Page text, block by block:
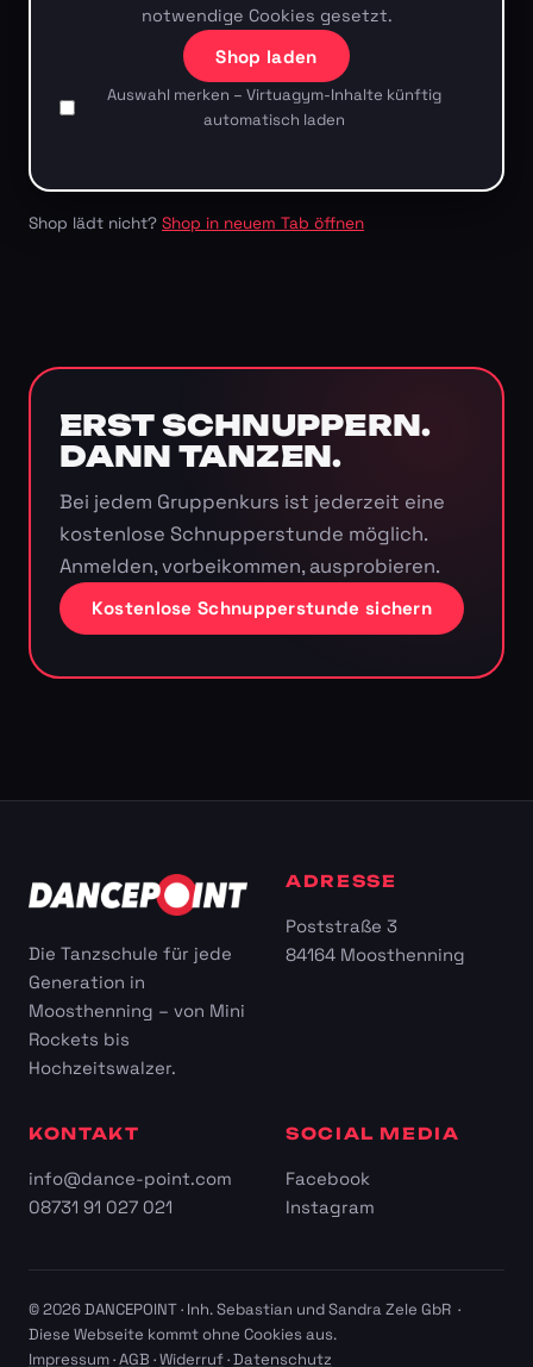
notwendige Cookies gesetzt.
Shop laden
Auswahl merken – Virtuagym-Inhalte künftig
automatisch laden
Shop lädt nicht? Shop in neuem Tab öffnen
ERST SCHNUPPERN.
DANN TANZEN.
Bei jedem Gruppenkurs ist jederzeit eine
kostenlose Schnupperstunde möglich.
Anmelden, vorbeikommen, ausprobieren.
Kostenlose Schnupperstunde sichern
Die Tanzschule für jede
Generation in
Moosthenning – von Mini
Rockets bis
Hochzeitswalzer.
ADRESSE
Poststraße 3
84164 Moosthenning
KONTAKT
info@dance-point.com
08731 91 027 021
SOCIAL MEDIA
Facebook
Instagram
© 2026 DANCEPOINT · Inh. Sebastian und Sandra Zele GbR ·
Diese Webseite kommt ohne Cookies aus.
Impressum·AGB ·Widerruf·Datenschutz